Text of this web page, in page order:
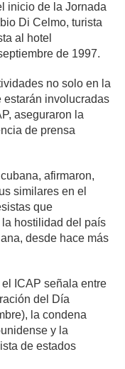
inicio de la Jornada
Di Celmo, turista
al hotel
de 1997.
no solo en la
estarán involucradas
aseguraron la
de prensa
afirmaron,
similares en el
que
hostilidad del país
desde hace más
ICAP señala entre
del Día
la condena
y la
de estados